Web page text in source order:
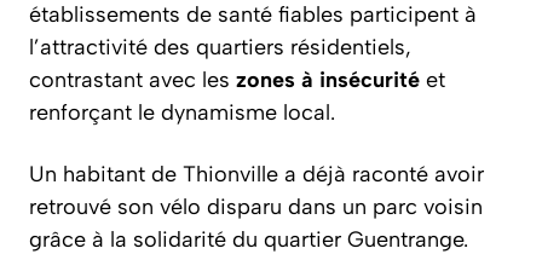
établissements de santé fiables participent à
l’attractivité des quartiers résidentiels,
contrastant avec les zones à insécurité et
renforçant le dynamisme local.
Un habitant de Thionville a déjà raconté avoir
retrouvé son vélo disparu dans un parc voisin
grâce à la solidarité du quartier Guentrange.